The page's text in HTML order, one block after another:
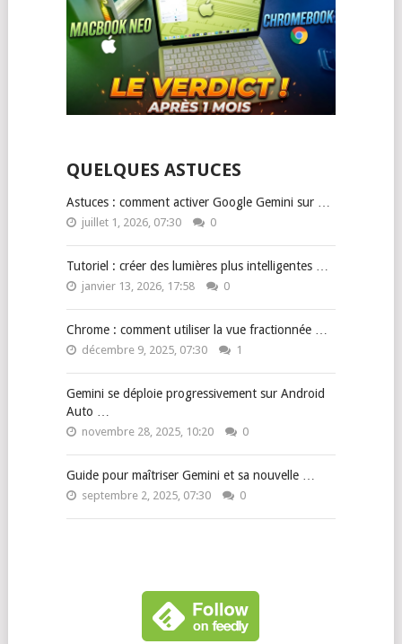
QUELQUES ASTUCES
Astuces : comment activer Google Gemini sur …
juillet 1, 2026, 07:30 0
Tutoriel : créer des lumières plus intelligentes …
janvier 13, 2026, 17:58 0
Chrome : comment utiliser la vue fractionnée …
décembre 9, 2025, 07:30 1
Gemini se déploie progressivement sur Android
Auto …
novembre 28, 2025, 10:20 0
Guide pour maîtriser Gemini et sa nouvelle …
septembre 2, 2025, 07:30 0